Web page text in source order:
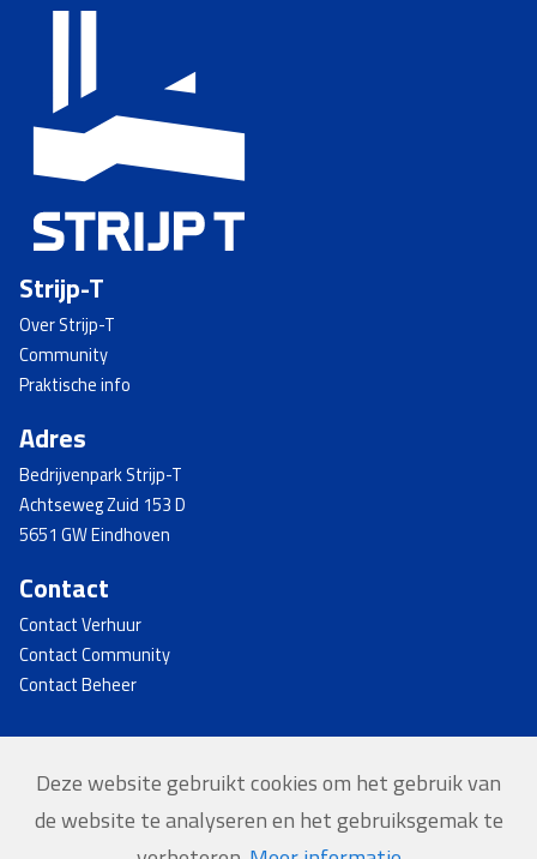
Strijp-T
Over Strijp-T
Community
Praktische info
Adres
Bedrijvenpark Strijp-T
Achtseweg Zuid 153 D
5651 GW Eindhoven
Contact
Contact Verhuur
Contact Community
Contact Beheer
© 2026 - Strijp-T
Deze website gebruikt cookies om het gebruik van
de website te analyseren en het gebruiksgemak te